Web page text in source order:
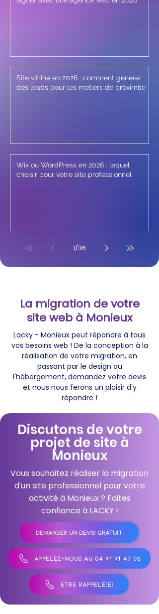
Site vitrine en 2026 : comment generer
des leads pour les metiers de proximite
Wix ou WordPress en 2026 : lequel
choisir pour votre site professionnel
1/36
La migration de votre
site web à Monieux
Lacky - Monieux peut répondre à tous
vos besoins web ! De la conception à la
réalisation de votre migration, en
passant par le design ou
l'hébergement, demandez votre devis
et nous nous ferons un plaisir d'y
répondre !
Discutons de votre
projet de site à
Monieux
Vous souhaitez réaliser la migration
d'un site professionnel pour votre
activité à Monieux ? Faites
confiance à LACKY !
DEMANDER UN DEVIS GRATUIT
APPELEZ-NOUS AU 04 91 91 47 05
ÊTRE RAPPELÉ(E)